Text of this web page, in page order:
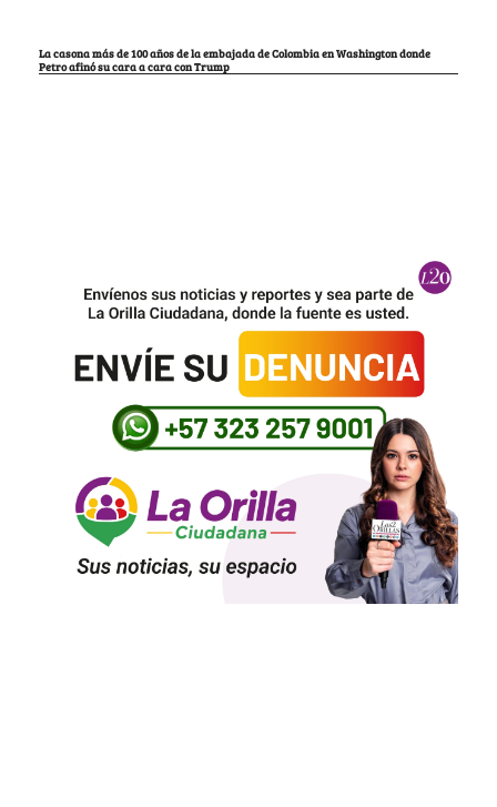
La casona más de 100 años de la embajada de Colombia en Washington donde
Petro afinó su cara a cara con Trump